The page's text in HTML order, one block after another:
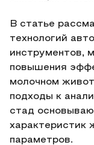
В статье
технологий
инструментов,
повышения
молочном
подходы к
стад
характеристик
параметров.